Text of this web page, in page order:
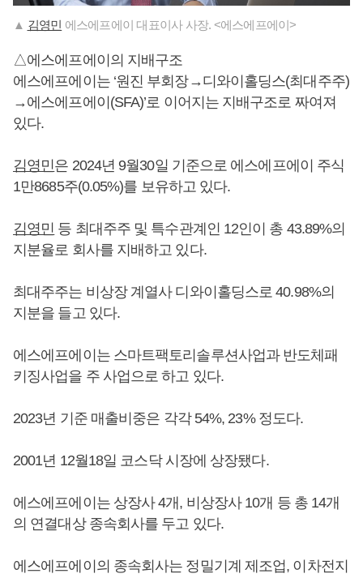
▲ 김영민 에스에프에이 대표이사 사장. <에스에프에이>
△에스에프에이의 지배구조
에스에프에이는 ‘원진 부회장→디와이홀딩스(최대주주)
→에스에프에이(SFA)’로 이어지는 지배구조로 짜여져
있다.
김영민은 2024년 9월30일 기준으로 에스에프에이 주식
1만8685주(0.05%)를 보유하고 있다.
김영민 등 최대주주 및 특수관계인 12인이 총 43.89%의
지분율로 회사를 지배하고 있다.
최대주주는 비상장 계열사 디와이홀딩스로 40.98%의
지분을 들고 있다.
에스에프에이는 스마트팩토리솔루션사업과 반도체패
키징사업을 주 사업으로 하고 있다.
2023년 기준 매출비중은 각각 54%, 23% 정도다.
2001년 12월18일 코스닥 시장에 상장됐다.
에스에프에이는 상장사 4개, 비상장사 10개 등 총 14개
의 연결대상 종속회사를 두고 있다.
에스에프에이의 종속회사는 정밀기계 제조업, 이차전지